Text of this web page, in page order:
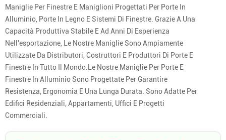
Maniglie Per Finestre E Maniglioni Progettati Per Porte In
Alluminio, Porte In Legno E Sistemi Di Finestre. Grazie A Una
Capacità Produttiva Stabile E Ad Anni Di Esperienza
Nell'esportazione, Le Nostre Maniglie Sono Ampiamente
Utilizzate Da Distributori, Costruttori E Produttori Di Porte E
Finestre In Tutto Il Mondo.Le Nostre Maniglie Per Porte E
Finestre In Alluminio Sono Progettate Per Garantire
Resistenza, Ergonomia E Una Lunga Durata. Sono Adatte Per
Edifici Residenziali, Appartamenti, Uffici E Progetti
Commerciali.